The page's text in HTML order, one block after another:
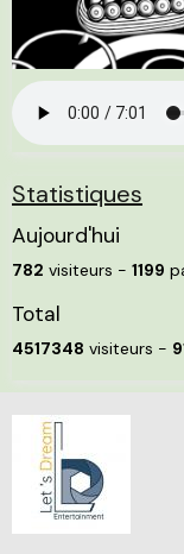
Statistiques
Aujourd'hui
782 visiteurs - 1199
Total
4517348 visiteurs -